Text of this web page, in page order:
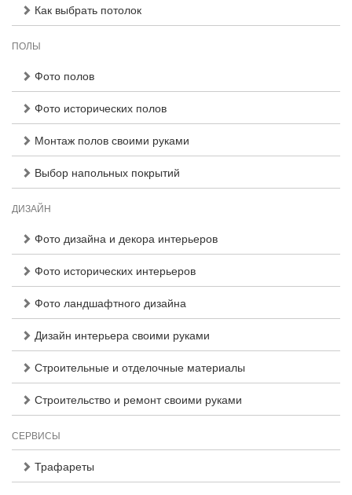
Как выбрать потолок
ПОЛЫ
Фото полов
Фото исторических полов
Монтаж полов своими руками
Выбор напольных покрытий
ДИЗАЙН
Фото дизайна и декора интерьеров
Фото исторических интерьеров
Фото ландшафтного дизайна
Дизайн интерьера своими руками
Строительные и отделочные материалы
Строительство и ремонт своими руками
СЕРВИСЫ
Трафареты